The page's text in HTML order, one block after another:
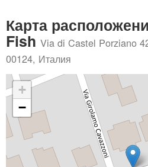
Карта
Fish Via di Castel Porziano
00124, Италия
+
−